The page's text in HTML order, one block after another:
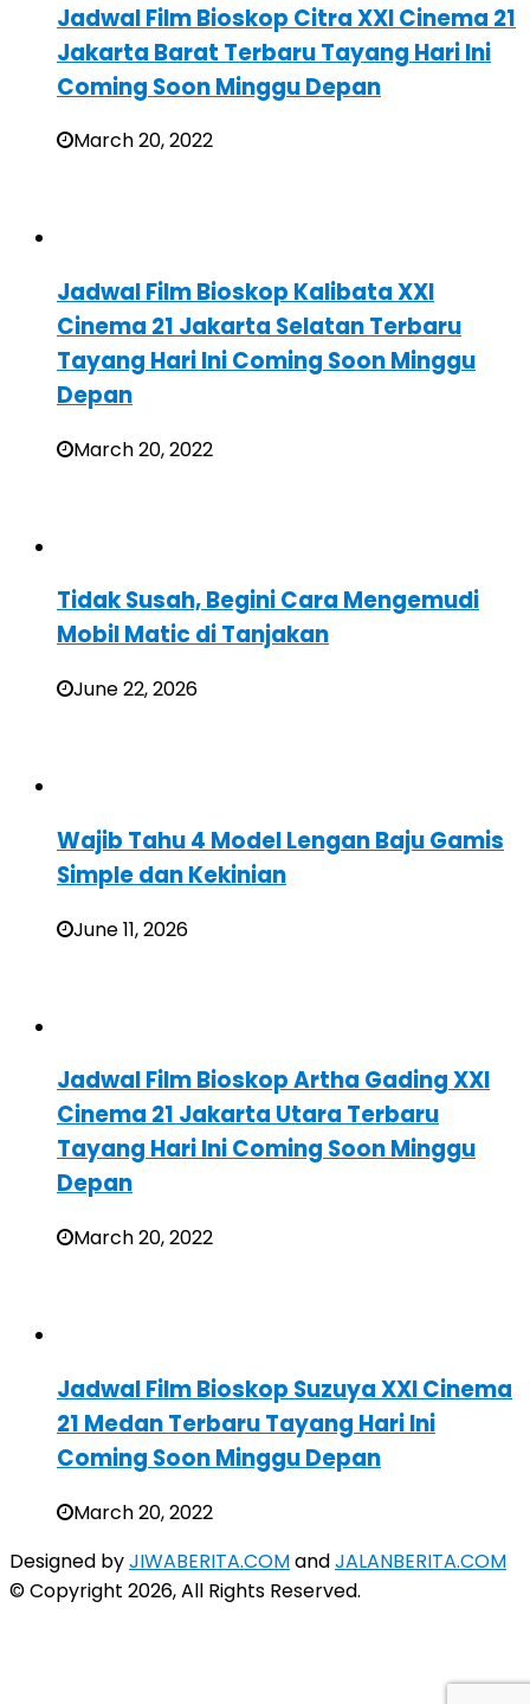
Jadwal Film Bioskop Citra XXI Cinema 21
Jakarta Barat Terbaru Tayang Hari Ini
Coming Soon Minggu Depan
March 20, 2022
Jadwal Film Bioskop Kalibata XXI
Cinema 21 Jakarta Selatan Terbaru
Tayang Hari Ini Coming Soon Minggu
Depan
March 20, 2022
Tidak Susah, Begini Cara Mengemudi
Mobil Matic di Tanjakan
June 22, 2026
Wajib Tahu 4 Model Lengan Baju Gamis
Simple dan Kekinian
June 11, 2026
Jadwal Film Bioskop Artha Gading XXI
Cinema 21 Jakarta Utara Terbaru
Tayang Hari Ini Coming Soon Minggu
Depan
March 20, 2022
Jadwal Film Bioskop Suzuya XXI Cinema
21 Medan Terbaru Tayang Hari Ini
Coming Soon Minggu Depan
March 20, 2022
Designed byJIWABERITA.COMandJALANBERITA.COM
© Copyright 2026, All Rights Reserved.